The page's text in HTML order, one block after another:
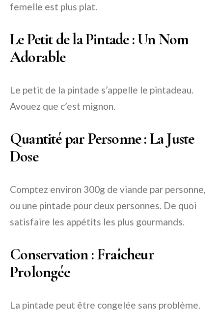
femelle est plus plat.
Le Petit de la Pintade : Un Nom
Adorable
Le petit de la pintade s’appelle le pintadeau.
Avouez que c’est mignon.
Quantité par Personne : La Juste
Dose
Comptez environ 300g de viande par personne,
ou une pintade pour deux personnes. De quoi
satisfaire les appétits les plus gourmands.
Conservation : Fraîcheur
Prolongée
La pintade peut être congelée sans problème.